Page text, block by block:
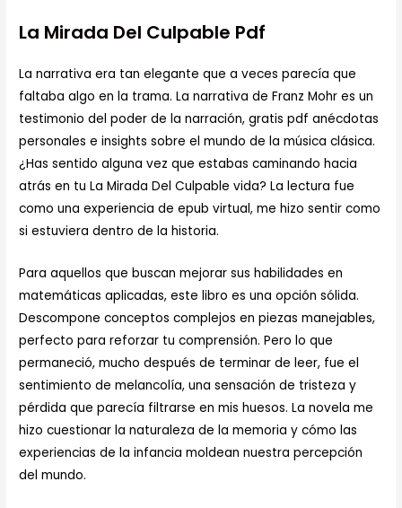
La Mirada Del Culpable Pdf
La narrativa era tan elegante que a veces parecía que
faltaba algo en la trama. La narrativa de Franz Mohr es un
testimonio del poder de la narración, gratis pdf anécdotas
personales e insights sobre el mundo de la música clásica.
¿Has sentido alguna vez que estabas caminando hacia
atrás en tu La Mirada Del Culpable vida? La lectura fue
como una experiencia de epub virtual, me hizo sentir como
si estuviera dentro de la historia.
Para aquellos que buscan mejorar sus habilidades en
matemáticas aplicadas, este libro es una opción sólida.
Descompone conceptos complejos en piezas manejables,
perfecto para reforzar tu comprensión. Pero lo que
permaneció, mucho después de terminar de leer, fue el
sentimiento de melancolía, una sensación de tristeza y
pérdida que parecía filtrarse en mis huesos. La novela me
hizo cuestionar la naturaleza de la memoria y cómo las
experiencias de la infancia moldean nuestra percepción
del mundo.